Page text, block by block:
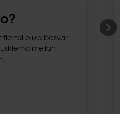
olika besvär
mellan